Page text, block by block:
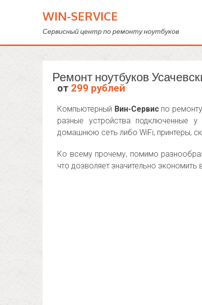
WIN-SERVICE
Сервисный центр по ремонту ноутбуков
Ремонт ноутбуков
от 299 рублей
Компьютерный Вин-Сервиспо
разные устройства подключенные
домашнюю сеть либо WiFi, принтеры,
Ко всему прочему, помимо
что дозволяет значительно